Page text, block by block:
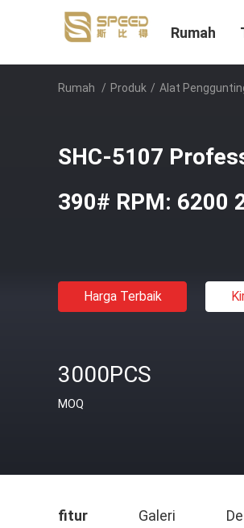
Rumah
Rumah / Produk / Alat
SHC-5107
390# RPM: 6200
Harga Terbaik
3000PCS
MOQ
fitur Galeri